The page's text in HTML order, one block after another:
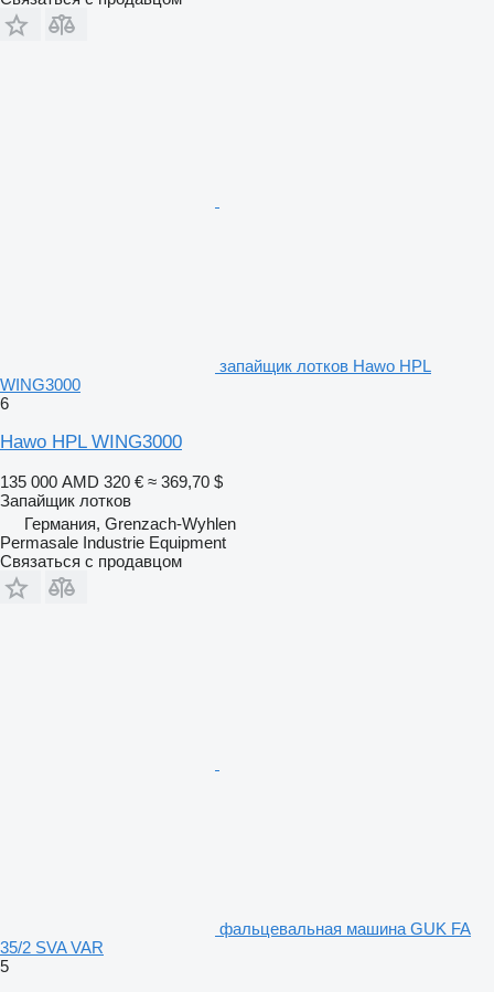
запайщик лотков Hawo HPL
WING3000
6
Hawo HPL WING3000
135 000 AMD 320 € ≈ 369,70 $
Запайщик лотков
Германия, Grenzach-Wyhlen
Permasale Industrie Equipment
Связаться с продавцом
фальцевальная машина GUK FA
35/2 SVA VAR
5